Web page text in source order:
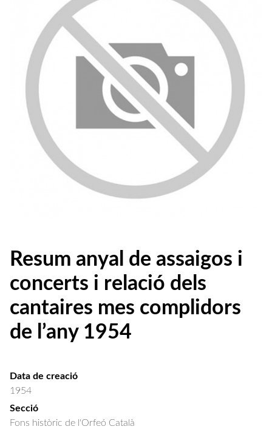
Resum anyal de assaigos i
concerts i relació dels
cantaires mes complidors
de l’any 1954
Data de creació
1954
Secció
Fons històric de l'Orfeó Català